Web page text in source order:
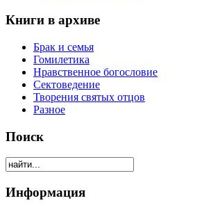
Книги в архиве
Брак и семья
Гомилетика
Нравственное богословие
Сектоведение
Творения святых отцов
Разное
Поиск
Информация